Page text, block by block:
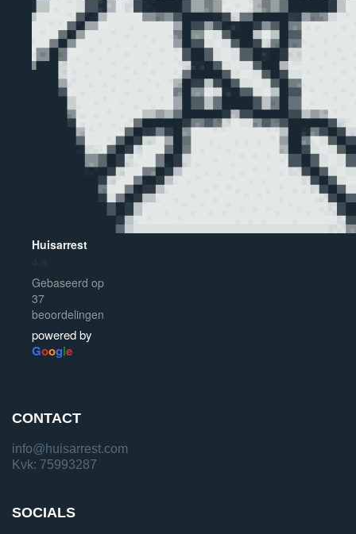
Huisarrest
4.8
Gebaseerd op
37
beoordelingen
powered by
Google
CONTACT
info@huisarrest.com
Kvk: 75993287
SOCIALS